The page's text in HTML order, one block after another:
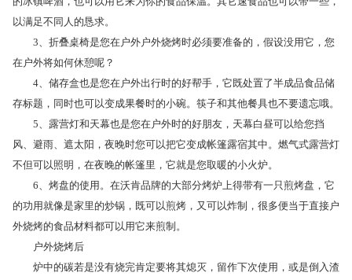
以满足不同人的恳求。
3、折叠桌椅是您在户外户外烧烤时必须要准备的，假设没用它，您
在户外将如何休憩呢？
4、储存盒也是您在户外出行时的好帮手，它既处置了半成品食品储
存标题，同时也可以变成果餐时的小碗。筷子和其他餐具也不要遗忘哦。
5、露营灯和天幕也是您在户外时的好朋友，天幕白昼可以给您挡
风、避雨、遮太阳，夜晚时您可以把它变成帐篷露宿其中。燃气式露营灯
不但可以照明，在夜晚的帐篷里，它就是您取暖的小火炉。
6、烤盘的使用。在沃肯品牌的大部分烤炉上得带有一只煎烤盘，它
的功用就像是家里的炒锅，既可以煎烤，又可以炸制，很多便当于直接户
外烧烤的食品材料都可以用它来煎制。
户外烧烤后
炉中的碳若是没有烧完肯定要将其熄灭，留作下次使用，或是倒入渣